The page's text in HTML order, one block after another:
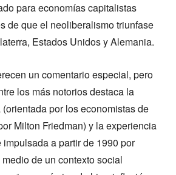
para economías capitalistas
de que el neoliberalismo triunfase
Estados Unidos y Alemania.
un comentario especial, pero
los más notorios destaca la
por los economistas de
Milton Friedman) y la experiencia
a partir de 1990 por
de un contexto social